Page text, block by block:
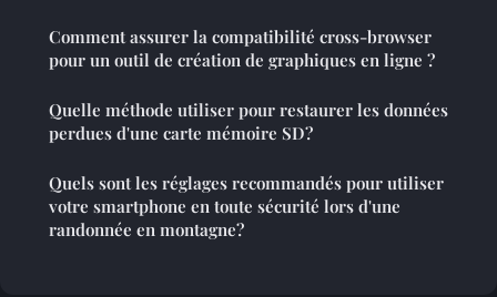
Comment assurer la compatibilité cross-browser
pour un outil de création de graphiques en ligne ?
Quelle méthode utiliser pour restaurer les données
perdues d'une carte mémoire SD?
Quels sont les réglages recommandés pour utiliser
votre smartphone en toute sécurité lors d'une
randonnée en montagne?